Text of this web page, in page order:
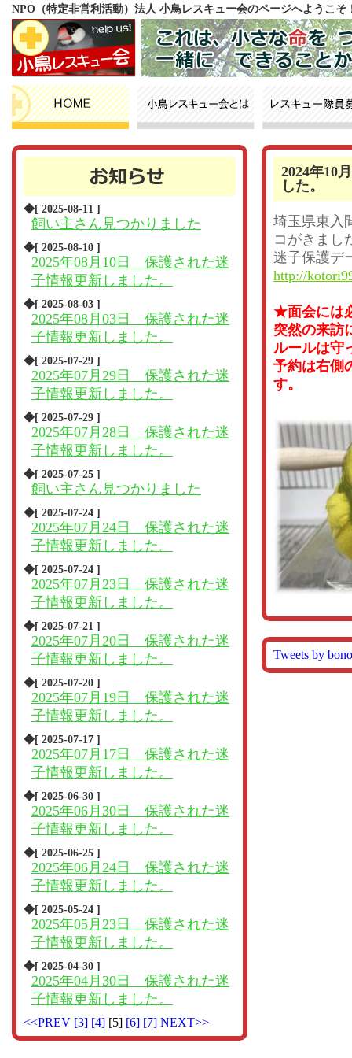
NPO（特定非営利活動）法人 小鳥レスキュー会のページへようこそ
◆[ 2025-08-11 ]
飼い主さん見つかりました
◆[ 2025-08-10 ]
2025年08月10日 保護された迷
子情報更新しました。
◆[ 2025-08-03 ]
2025年08月03日 保護された迷
子情報更新しました。
◆[ 2025-07-29 ]
2025年07月29日 保護された迷
子情報更新しました。
◆[ 2025-07-29 ]
2025年07月28日 保護された迷
子情報更新しました。
◆[ 2025-07-25 ]
飼い主さん見つかりました
◆[ 2025-07-24 ]
2025年07月24日 保護された迷
子情報更新しました。
◆[ 2025-07-24 ]
2025年07月23日 保護された迷
子情報更新しました。
◆[ 2025-07-21 ]
2025年07月20日 保護された迷
子情報更新しました。
◆[ 2025-07-20 ]
2025年07月19日 保護された迷
子情報更新しました。
◆[ 2025-07-17 ]
2025年07月17日 保護された迷
子情報更新しました。
◆[ 2025-06-30 ]
2025年06月30日 保護された迷
子情報更新しました。
◆[ 2025-06-25 ]
2025年06月24日 保護された迷
子情報更新しました。
◆[ 2025-05-24 ]
2025年05月23日 保護された迷
子情報更新しました。
◆[ 2025-04-30 ]
2025年04月30日 保護された迷
子情報更新しました。
<<PREV [3] [4] [5] [6] [7] NEXT>>
2024年10
した。
埼玉県東入
コがきまし
迷子保護デ
http://
★面会には
突然の来訪
ルールは守
予約は右側
す。
Tweets by